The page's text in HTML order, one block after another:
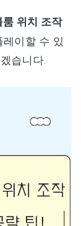
위치 조작
이할 수 있
습니다.